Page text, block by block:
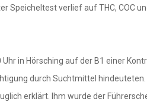
verlief auf THC, COC
in Hörsching auf der B1 einer
durch Suchtmittel
erklärt. Ihm wurde der